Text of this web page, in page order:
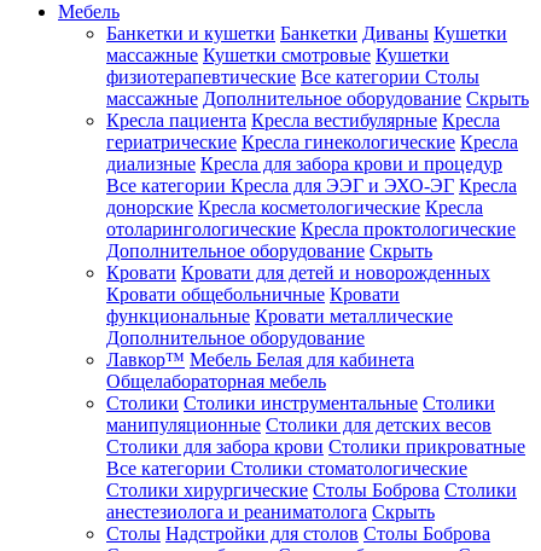
Мебель
Банкетки и кушетки Банкетки Диваны Кушетки
массажные Кушетки смотровые Кушетки
физиотерапевтические Все категории Столы
массажные Дополнительное оборудование Скрыть
Кресла пациента Кресла вестибулярные Кресла
гериатрические Кресла гинекологические Кресла
диализные Кресла для забора крови и процедур
Все категории Кресла для ЭЭГ и ЭХО-ЭГ Кресла
донорские Кресла косметологические Кресла
отоларингологические Кресла проктологические
Дополнительное оборудование Скрыть
Кровати Кровати для детей и новорожденных
Кровати общебольничные Кровати
функциональные Кровати металлические
Дополнительное оборудование
Лавкор™ Мебель Белая для кабинета
Общелабораторная мебель
Столики Столики инструментальные Столики
манипуляционные Столики для детских весов
Столики для забора крови Столики прикроватные
Все категории Столики стоматологические
Столики хирургические Столы Боброва Столики
анестезиолога и реаниматолога Скрыть
Столы Надстройки для столов Столы Боброва